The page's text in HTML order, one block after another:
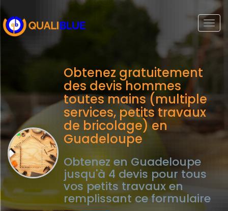
Obtenez gratuitement
des devis hommes
toutes mains (multiple
services, petits travaux
de bricolage) en
Guadeloupe
Obtenez en Guadeloupe
jusqu'à 4 devis pour tous
vos petits travaux en
remplissant ce formulaire